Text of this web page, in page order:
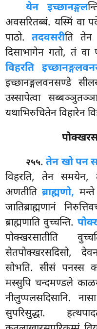
येन इच्छानङ्गल
अवसरितब्बं. यस्मिं वा
पाठो.तदवसरीति तेन
दिसाभागेन गतो, तं वा
विहरति
इच्छानङ्गलवनसण्डे
उस्सापेत्वा
यथाभिरुचितेन विहारेन
२५५.तेन खो पन
विहरति, तेन समयेन,
अणतीतिब्राह्मणो,
जातिब्राह्मणानं
ब्राह्मणाति वुच्चन्ति.
पोक्खरसातीति
सेतपोक्खरसदिसो,
सोभति. सीसं पनस्स
मस्सुपि चन्दमण्डले
नीलुप्पलसदिसानि.
सुपरिसुद्धा.